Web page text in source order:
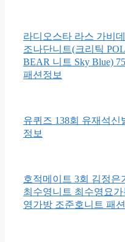
라디오스타 라스 가비
조나단니트(크리틱
BEAR 니트 Sky Blue)
패션정보
유퀴즈 138회 유재석신
정보
호적메이트 3회 김정은
최수영니트 최수영요가
영가방 조준호니트 패